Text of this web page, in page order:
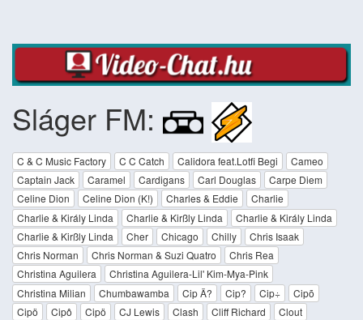
Sláger FM:
C & C Music Factory C C Catch Calidora feat.Lotfi Begi
Cameo
Captain Jack
Caramel Cardigans Carl Douglas
Carpe Diem
Celine Dion
Celine Dion (K!) Charles & Eddie
Charlie
Charlie & Király Linda
Charlie & Kirßly Linda
Charlie & Király Linda
Charlie & Kirßly Linda
Cher Chicago Chilly
Chris Isaak
Chris Norman
Chris Norman & Suzi Quatro
Chris Rea
Christina Aguilera
Christina Aguilera-Lil' Kim-Mya-Pink
Christina Milian
Chumbawamba Cip Ä? Cip? Cip÷
Cipõ
Cipö
Cipô Cipö CJ Lewis Clash Cliff Richard
Clout